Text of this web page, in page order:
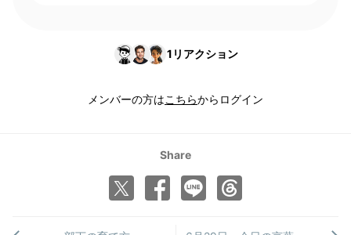
1 リアクション
メンバーの方はこちらからログイン
Share